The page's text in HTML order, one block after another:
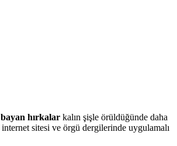
hırkalar kalın şişle örüldüğünde daha
sitesi ve örgü dergilerinde uygulamalı